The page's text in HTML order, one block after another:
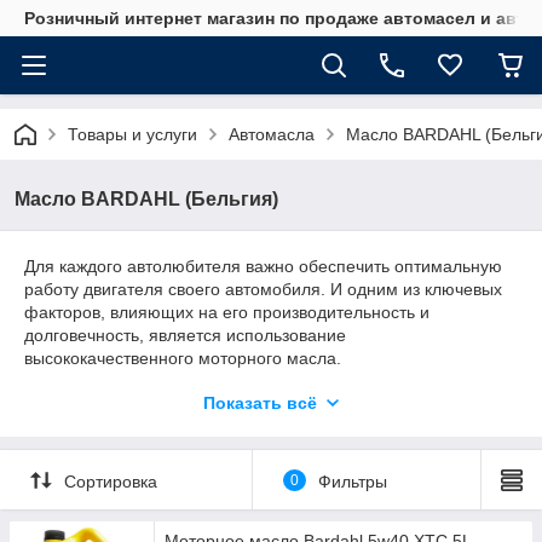
Розничный интернет магазин по продаже автомасел и
Товары и услуги Автомасла Масло BARDAHL
Масло BARDAHL (Бельгия)
Для каждого автолюбителя важно обеспечить оптимальную
работу двигателя своего автомобиля. И одним из ключевых
факторов, влияющих на его производительность и
долговечность, является использование
высококачественного моторного масла.
ое
мото
рное
масл
Показать всё
Сортировка 0 Фильтры